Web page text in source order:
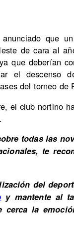
que
de cara al
que deberían
el descenso
del torneo de
el club nortino
todas las
te
del
y mantente al
cerca la